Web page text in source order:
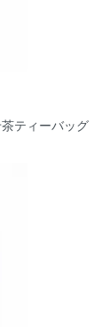
ティーバッグ